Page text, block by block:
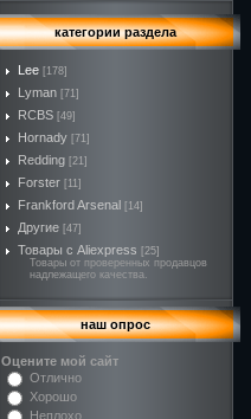
категории раздела
Lee [178]
Lyman [71]
RCBS [49]
Hornady [71]
Redding [21]
Forster [11]
Frankford Arsenal [14]
Другие [47]
Товары с Aliexpress [25]
Товары от проверенных продавцов
надлежащего качества.
наш опрос
Оцените мой сайт
Отлично
Хорошо
Неплохо